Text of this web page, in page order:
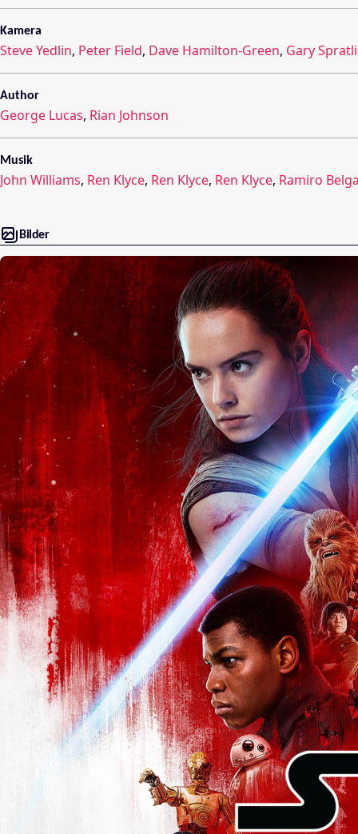
Kamera
Steve Yedlin, Peter Field, Dave Hamilton-Green, Gary
Author
George Lucas, Rian Johnson
Musik
John Williams, Ren Klyce, Ren Klyce, Ren Klyce, Ramiro
Bilder